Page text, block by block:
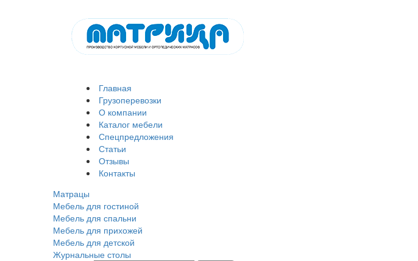
Главная
Грузоперевозки
О компании
Каталог мебели
Спецпредложения
Статьи
Отзывы
Контакты
Матрацы
Мебель для гостиной
Мебель для спальни
Мебель для прихожей
Мебель для детской
Журнальные столы